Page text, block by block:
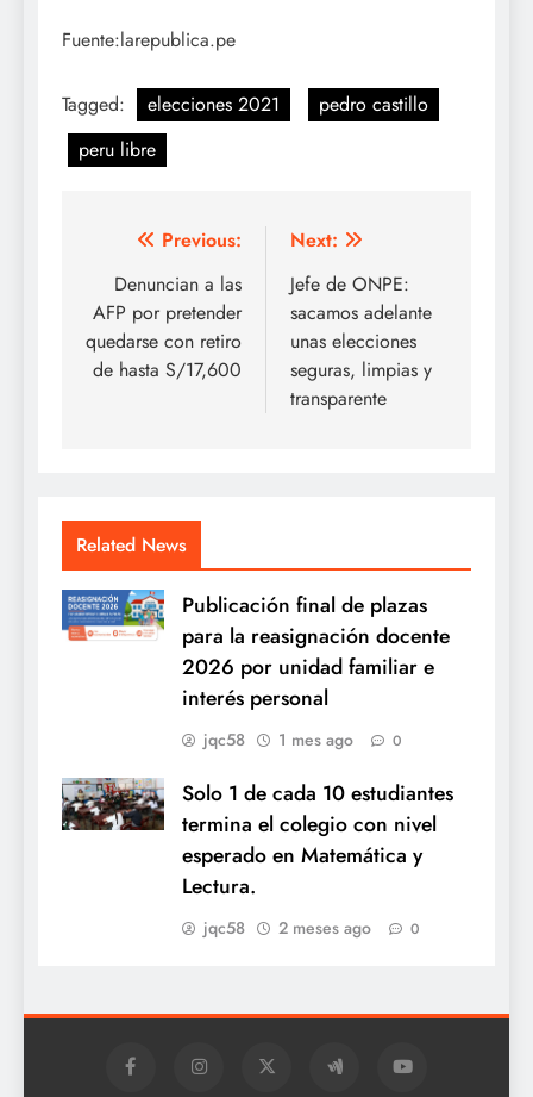
Fuente:larepublica.pe
Tagged: elecciones 2021
pedro castillo
peru libre
Navegación
de
entradas
Previous:
Denuncian a las
AFP por pretender
quedarse con retiro
de hasta S/17,600
Next:
Jefe de ONPE:
sacamos adelante
unas elecciones
seguras, limpias y
transparente
Related News
Publicación final de plazas
para la reasignación docente
2026 por unidad familiar e
interés personal
jqc58 1 mes ago 0
Solo 1 de cada 10 estudiantes
termina el colegio con nivel
esperado en Matemática y
Lectura.
jqc58 2 meses ago 0